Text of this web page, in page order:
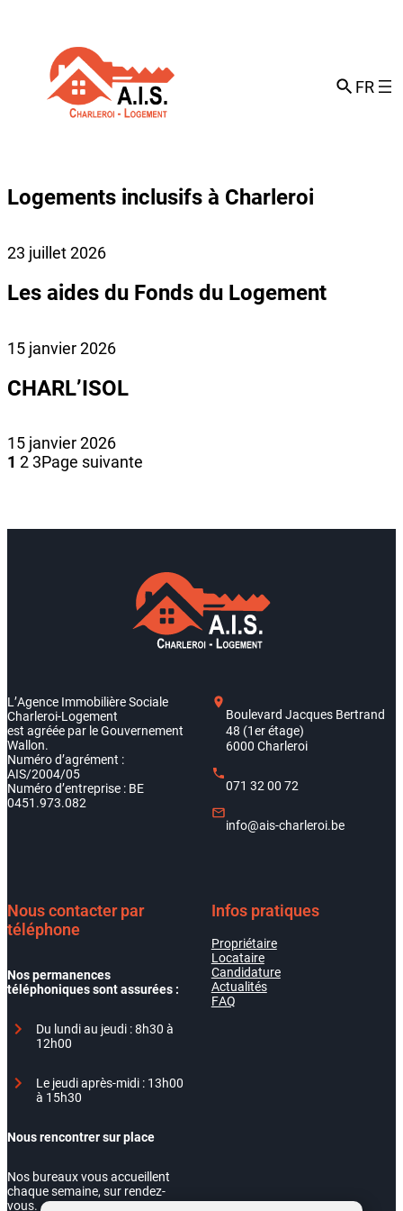
contenu
FR
Logements inclusifs à Charleroi
23 juillet 2026
Les aides du Fonds du Logement
15 janvier 2026
CHARL’ISOL
15 janvier 2026
1 2 3Page suivante
L’Agence Immobilière Sociale
Charleroi-Logement
est agréée par le Gouvernement
Wallon.
Numéro d’agrément :
AIS/2004/05
Numéro d’entreprise : BE
0451.973.082
Boulevard Jacques Bertrand
48 (1er étage)
6000 Charleroi
071 32 00 72
info@ais-charleroi.be
Nous contacter par
téléphone
Nos permanences
téléphoniques sont assurées :
Du lundi au jeudi : 8h30 à
12h00
Le jeudi après-midi : 13h00
à 15h30
Nous rencontrer sur place
Nos bureaux vous accueillent
chaque semaine, sur rendez-
vous.
Infos pratiques
Propriétaire
Locataire
Candidature
Actualités
FAQ